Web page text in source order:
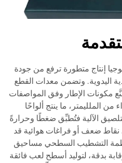
إنتاج متطورة ترفع من جودة
اليدوية. وتضمن معدات القطع
مكونات الإطار وفق المواصفات
الملليمتر، ما ينتج ألواحًا
الآلية فتُطبِّق ضغطًا وحرارةً
نقاط ضعف أو فراغات هوائية قد
التشطيب السطحي مساحيق
بدقة، لتوليد أسطح لعب فائقة